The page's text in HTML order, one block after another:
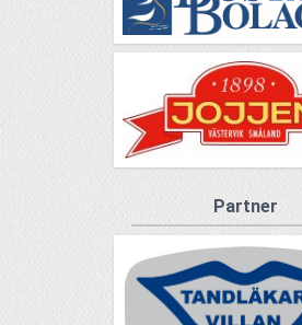
Partner